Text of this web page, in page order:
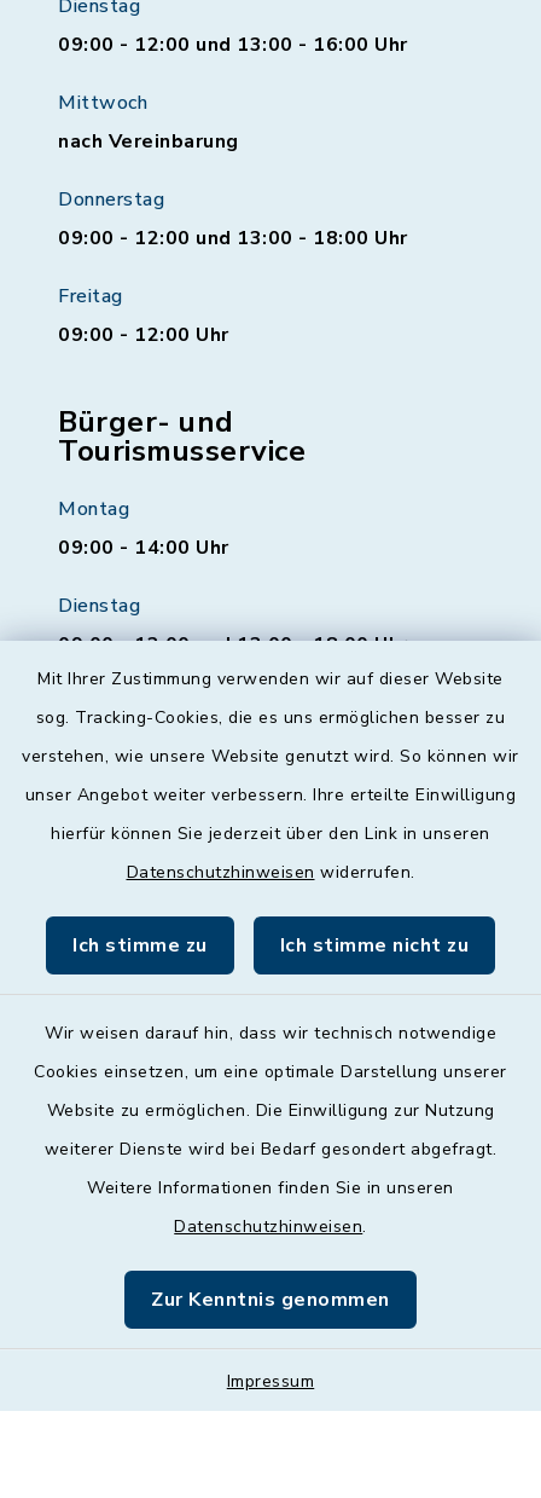
Mit Ihrer Zustimmung verwenden wir auf dieser Website
sog. Tracking-Cookies, die es uns ermöglichen besser zu
verstehen, wie unsere Website genutzt wird. So können wir
unser Angebot weiter verbessern. Ihre erteilte Einwilligung
hierfür können Sie jederzeit über den Link in unseren
Datenschutzhinweisen widerrufen.
Ich stimme zu Ich stimme nicht zu
Wir weisen darauf hin, dass wir technisch notwendige
Cookies einsetzen, um eine optimale Darstellung unserer
Website zu ermöglichen. Die Einwilligung zur Nutzung
weiterer Dienste wird bei Bedarf gesondert abgefragt.
Weitere Informationen finden Sie in unseren
Datenschutzhinweisen.
Zur Kenntnis genommen
Impressum
Dienstag
09:00 - 12:00 und 13:00 - 16:00 Uhr
Mittwoch
nach Vereinbarung
Donnerstag
09:00 - 12:00 und 13:00 - 18:00 Uhr
Freitag
09:00 - 12:00 Uhr
Bürger- und
Tourismusservice
Montag
09:00 - 14:00 Uhr
Dienstag
09:00 - 12:00 und 13:00 - 18:00 Uhr
Donnerstag
09:00 - 12:00 und 13:00 - 18:00 Uhr
09:00 - 12:00 Uhr
Barrierefreiheit
Impressum
Sitemap